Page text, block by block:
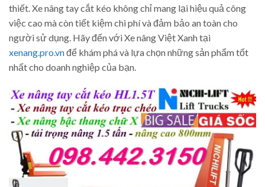
thiết. Xe nâng tay cắt kéo không chỉ mang lại hiệu quả công
việc cao mà còn tiết kiệm chi phí và đảm bảo an toàn cho
người sử dụng. Hãy đến với Xe nâng Việt Xanh tại
xenang.pro.vnđể khám phá và lựa chọn những sản phẩm tốt
nhất cho doanh nghiệp của bạn.